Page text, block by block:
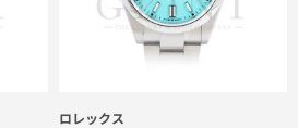
ロレックス